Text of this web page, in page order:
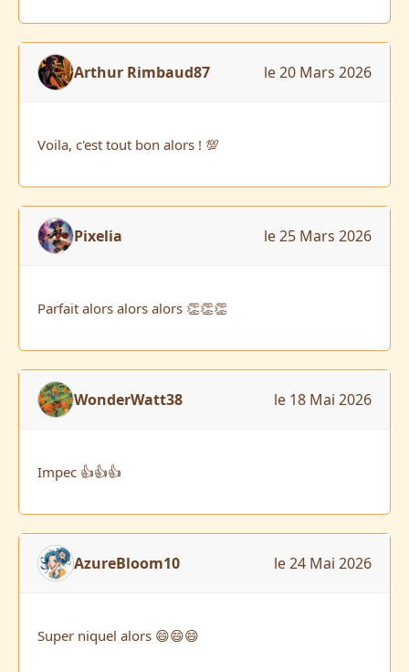
Arthur Rimbaud87 le 20 Mars 2026
Voila, c'est tout bon alors ! 💯
Pixelia le 25 Mars 2026
Parfait alors alors alors 👏👏👏
WonderWatt38 le 18 Mai 2026
Impec 👍👍👍
AzureBloom10 le 24 Mai 2026
Super niquel alors 😄😄😄